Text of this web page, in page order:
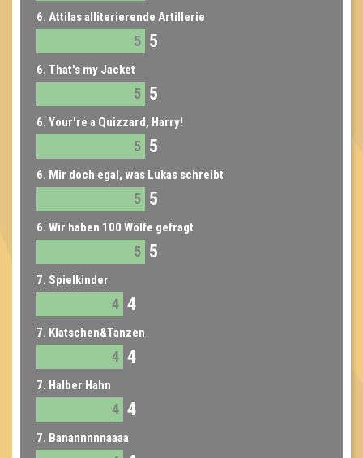
6. Attilas alliterierende Artillerie
5 5
6. That's my Jacket
5 5
6. Your're a Quizzard, Harry!
5 5
6. Mir doch egal, was Lukas schreibt
5 5
6. Wir haben 100 Wölfe gefragt
5 5
7. Spielkinder
4 4
7. Klatschen&Tanzen
4 4
7. Halber Hahn
4 4
7. Banannnnnaaaa